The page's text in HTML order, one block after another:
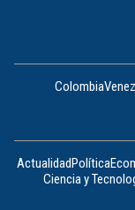
Colombia
ActualidadPolítica
Ciencia y